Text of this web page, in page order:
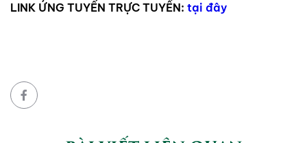
LINK ỨNG TUYỂN TRỰC TUYẾN: tại đây